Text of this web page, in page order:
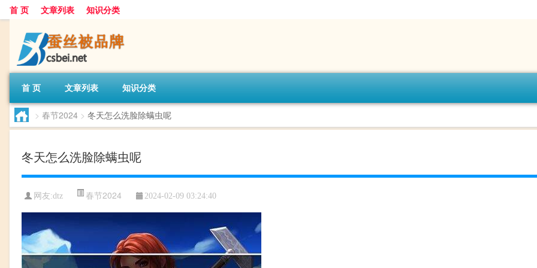
首 页 文章列表 知识分类
首 页 文章列表 知识分类
> 春节2024 > 冬天怎么洗脸除螨虫呢
冬天怎么洗脸除螨虫呢
网友:dtz 春节2024 2024-02-09 03:24:40